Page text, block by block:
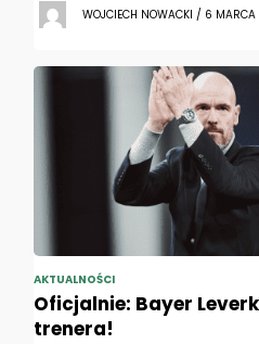
WOJCIECH NOWACKI / 6
AKTUALNOŚCI
Oficjalnie: Bayer
trenera!